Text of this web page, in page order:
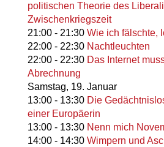
politischen Theorie des
Zwischenkriegszeit
21:00- 21:30 Wie ich fälschte,
22:00- 22:30 Nachtleuchten
22:00- 22:30 Das Internet
Abrechnung
Samstag, 19. Januar
13:00- 13:30 Die
einer Europäerin
13:00- 13:30 Nenn mich
14:00- 14:30 Wimpern und